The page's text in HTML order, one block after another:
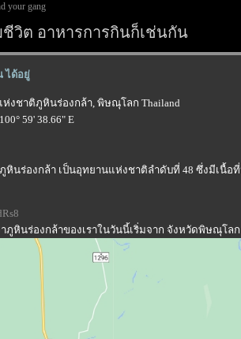
your gang
ชีวิต อาหารการกินก็เช่นกัน
ได้อยู่
งชาติภูหินร่องกล้า, พิษณุโลก Thailand
59' 38.66" E
นร่องกล้า เป็นอุทยานแห่งชาติลำดับที่ 48 ซึ่งมีเนื้อ
าภูหินร่องกล้าของเราในวันนี้เริ่มจาก จังหวัดพิษณุโ